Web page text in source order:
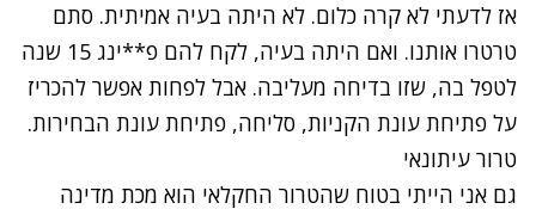
אז לדעתי לא קרה כלום. לא היתה בעיה אמיתית. סתם
טרטרו אותנו. ואם היתה בעיה, לקח להם פ**ינג 15 שנה
לטפל בה, שזו בדיחה מעליבה. אבל לפחות אפשר להכריז
על פתיחת עונת הקניות, סליחה, פתיחת עונת הבחירות.
טרור עיתונאי
גם אני הייתי בטוח שהטרור החקלאי הוא מכת מדינה